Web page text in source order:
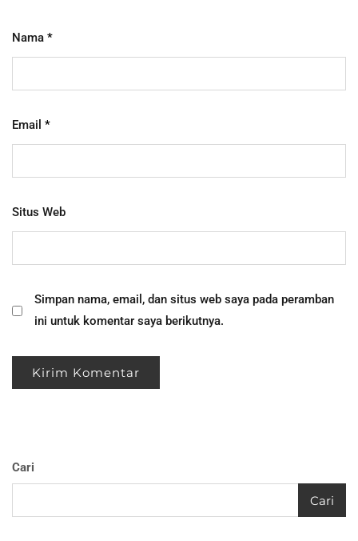
Nama *
Email *
Situs Web
Simpan nama, email, dan situs web saya pada peramban
ini untuk komentar saya berikutnya.
Cari
Cari